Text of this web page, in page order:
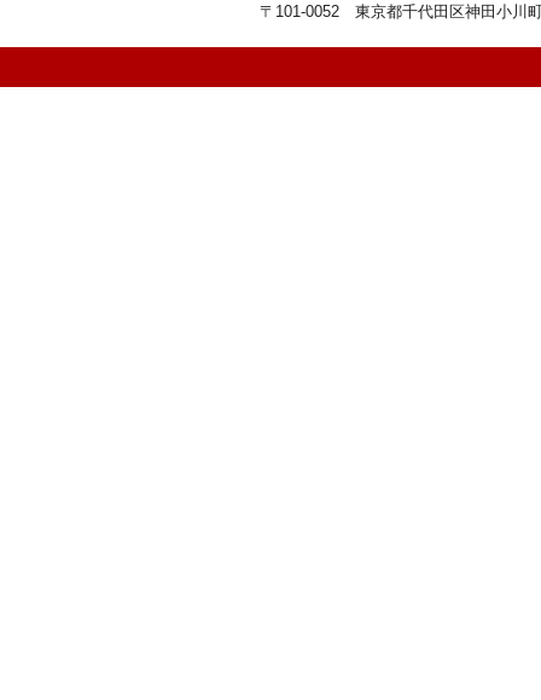
〒101-0052 東京都千代田区神田小川